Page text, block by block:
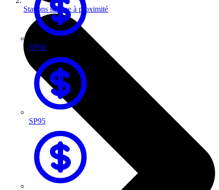
SP98
SP95
Stations service à proximité